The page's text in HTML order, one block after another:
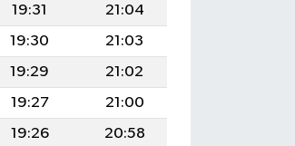
19:31
21:04
19:30
21:03
19:29
21:02
19:27
21:00
19:26
20:58